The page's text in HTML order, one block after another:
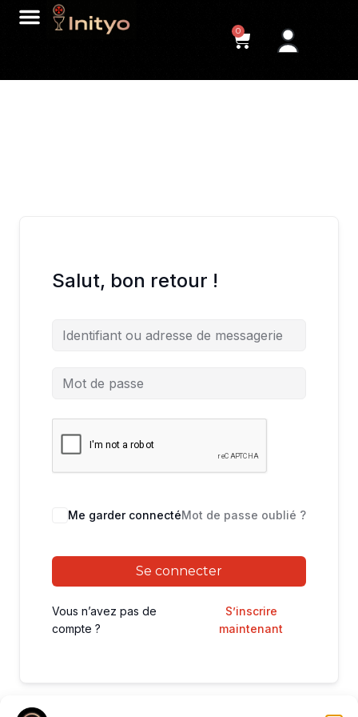
0
Salut, bon retour !
Me garder connectéMot de passe oublié ?
Se connecter
Vous n’avez pas de
compte ?
S’inscrire
maintenant